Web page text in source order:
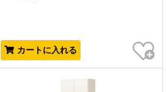
カートに入れる
お気に入り